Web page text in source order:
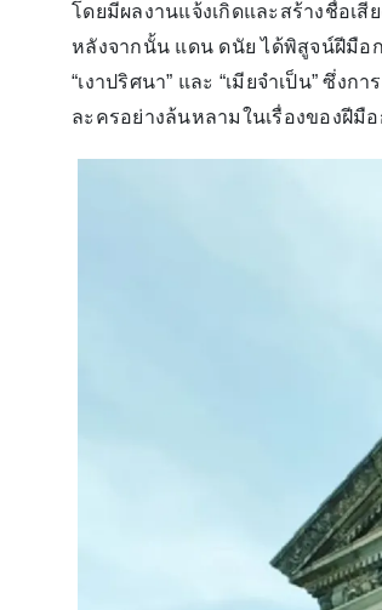
โดยมีผลงานแจ้งเกิดและสร้างชื่อเสี
หลังจากนั้น แดน ดนัย ได้พิสูจน์ฝีมือ
“เงาปริศนา” และ “เมียจำเป็น” ซึ่
ละครอย่างล้นหลามในเรื่องของฝีมื